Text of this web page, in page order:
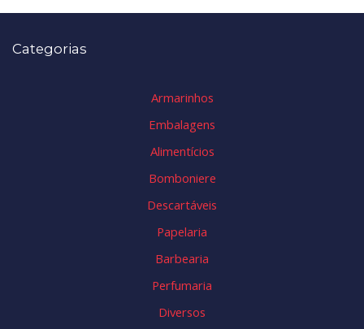
Categorias
Armarinhos
Embalagens
Alimentícios
Bomboniere
Descartáveis
Papelaria
Barbearia
Perfumaria
Diversos